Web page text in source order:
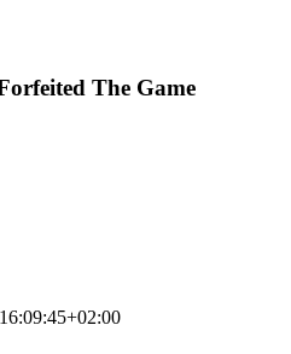
The Game